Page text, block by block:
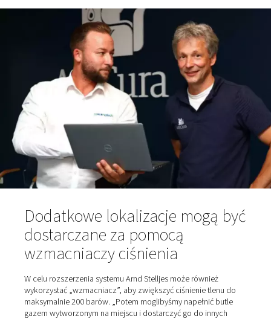
sprężarką, oddzielny osuszacz chłodniczy lub - jak w
przypadku AniCura - osuszacz adsorpcyjny. Ten
osuszać sprężone powietrze do znacznie niższych
rosy niż osuszacz chłodniczy. Tim Ganser, kierownik
w firmie Pneumatech, polecił osuszacz adsorpcyjny
linii produktów Pneumatech do tego projektu.
również te suszarnie z inteligentnymi sterownikami
zdalnego dostępu i zintegrowanym sterowaniem DTP.
AniCura Bökelberg takie wyposażenie nie jest
mówi Ganser. Suche, przefiltrowane sprężone
doprowadzane z komory 1 przez orurowanie do
komorze 2.
przy czystości 95% (lub alternatywnie 2,0 m3/h przy
AniCura pracuje z 95% czystego tlenu*. Zbiornik
jest opcjonalnym elementem, który jest używany w tym
przypadku. Posiada regulator ciśnienia, manometr i filtr
przeciwpyłowy. „Przepływomierze są standardowo
kalibrowane i montowane”, wyjaśnia Tim Ganser.
uruchomienie i informują użytkowników o ich
zużyciu tlenu”.